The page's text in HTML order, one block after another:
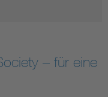
– für eine